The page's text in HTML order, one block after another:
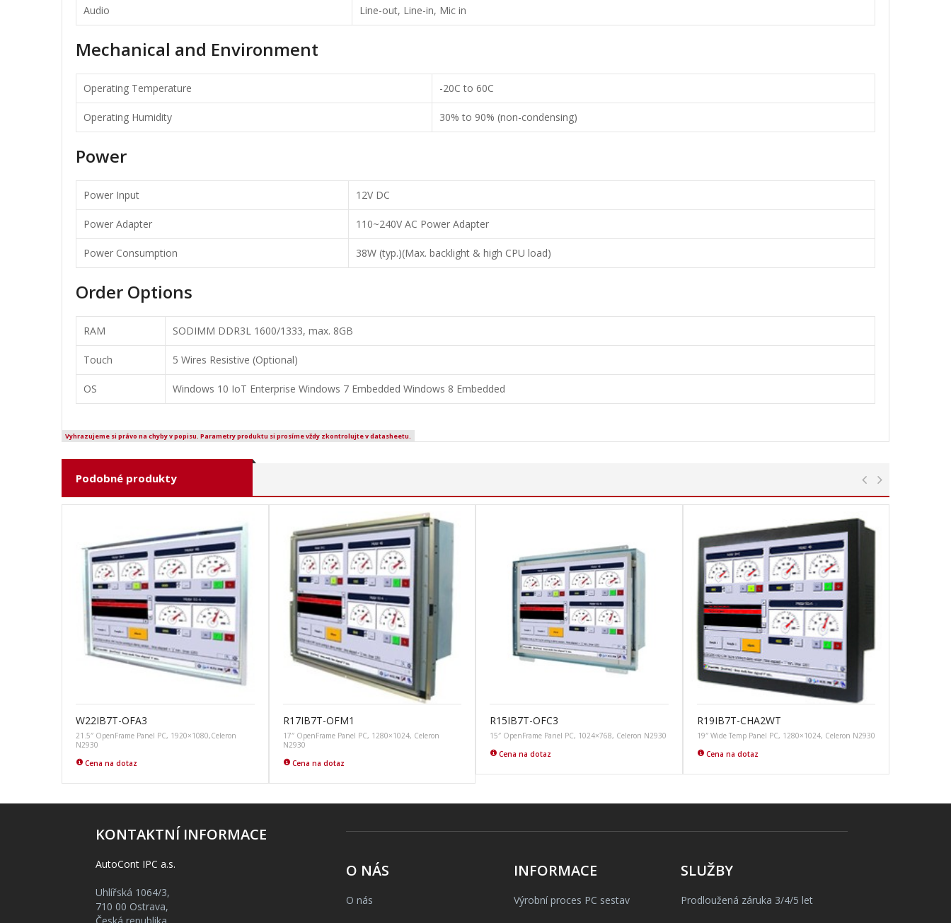
Audio Line-out, Line-in, Mic in
Mechanical and Environment
Operating Temperature -20C to 60C
Operating Humidity 30% to 90% (non-condensing)
Power
Power Input 12V DC
Power Adapter 110~240V AC Power Adapter
Power Consumption 38W (typ.)(Max. backlight & high CPU load)
Order Options
RAM SODIMM DDR3L 1600/1333, max. 8GB
Touch 5 Wires Resistive (Optional)
OS Windows 10 IoT Enterprise Windows 7 Embedded Windows 8 Embedded
Vyhrazujeme si právo na chyby v popisu. Parametry produktu si prosíme vždy zkontrolujte v datasheetu.
Podobné produkty
W22IB7T-OFA3
21.5″ OpenFrame Panel PC, 1920×1080,Celeron
N2930
Cena na dotaz
R17IB7T-OFM1
17″ OpenFrame Panel PC, 1280×1024, Celeron
N2930
Cena na dotaz
R15IB7T-OFC3
15″ OpenFrame Panel PC, 1024×768, Celeron N2930
Cena na dotaz
R19IB7T-CHA2WT
19″ Wide Temp Panel PC, 1280×1024, Celeron N2930
Cena na dotaz
KONTAKTNÍ INFORMACE
AutoCont IPC a.s.
Uhlířská 1064/3,
710 00 Ostrava,
O NÁS
O nás
INFORMACE
Výrobní proces PC sestav
SLUŽBY
Prodloužená záruka 3/4/5 let